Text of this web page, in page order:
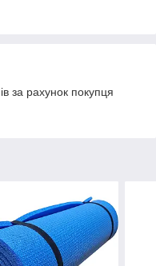
за рахунок покупця